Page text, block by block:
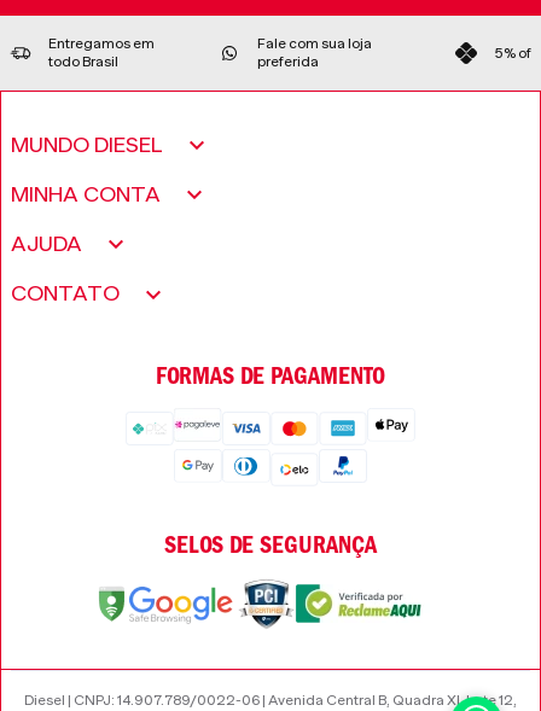
Entregamos em
todo Brasil
Fale com sua loja
preferida
5% off
MUNDO DIESEL
Sobre nós
Trabalhe conosco
MINHA CONTA
Meus pedidos
AJUDA
Encontre uma loja
Seja um revendedor
CONTATO
FORMAS DE PAGAMENTO
SELOS DE SEGURANÇA
Diesel | CNPJ: 14.907.789/0022-06 | Avenida Central B, Quadra XI, Lote 12,